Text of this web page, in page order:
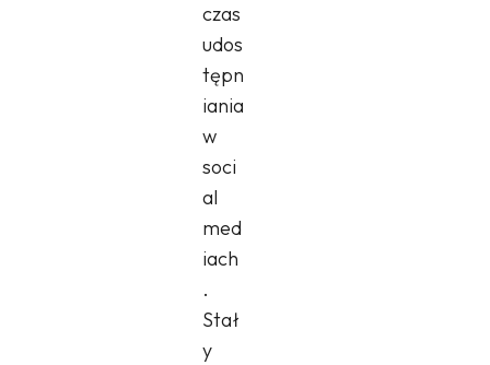
czas
udos
tępn
iania
w
soci
al
med
iach
.
Stał
y